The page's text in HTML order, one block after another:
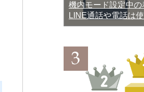
機内モード設定中の
LINE通話や電話は